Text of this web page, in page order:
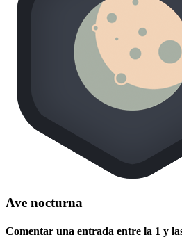
Ave nocturna
Comentar una entrada entre la 1 y